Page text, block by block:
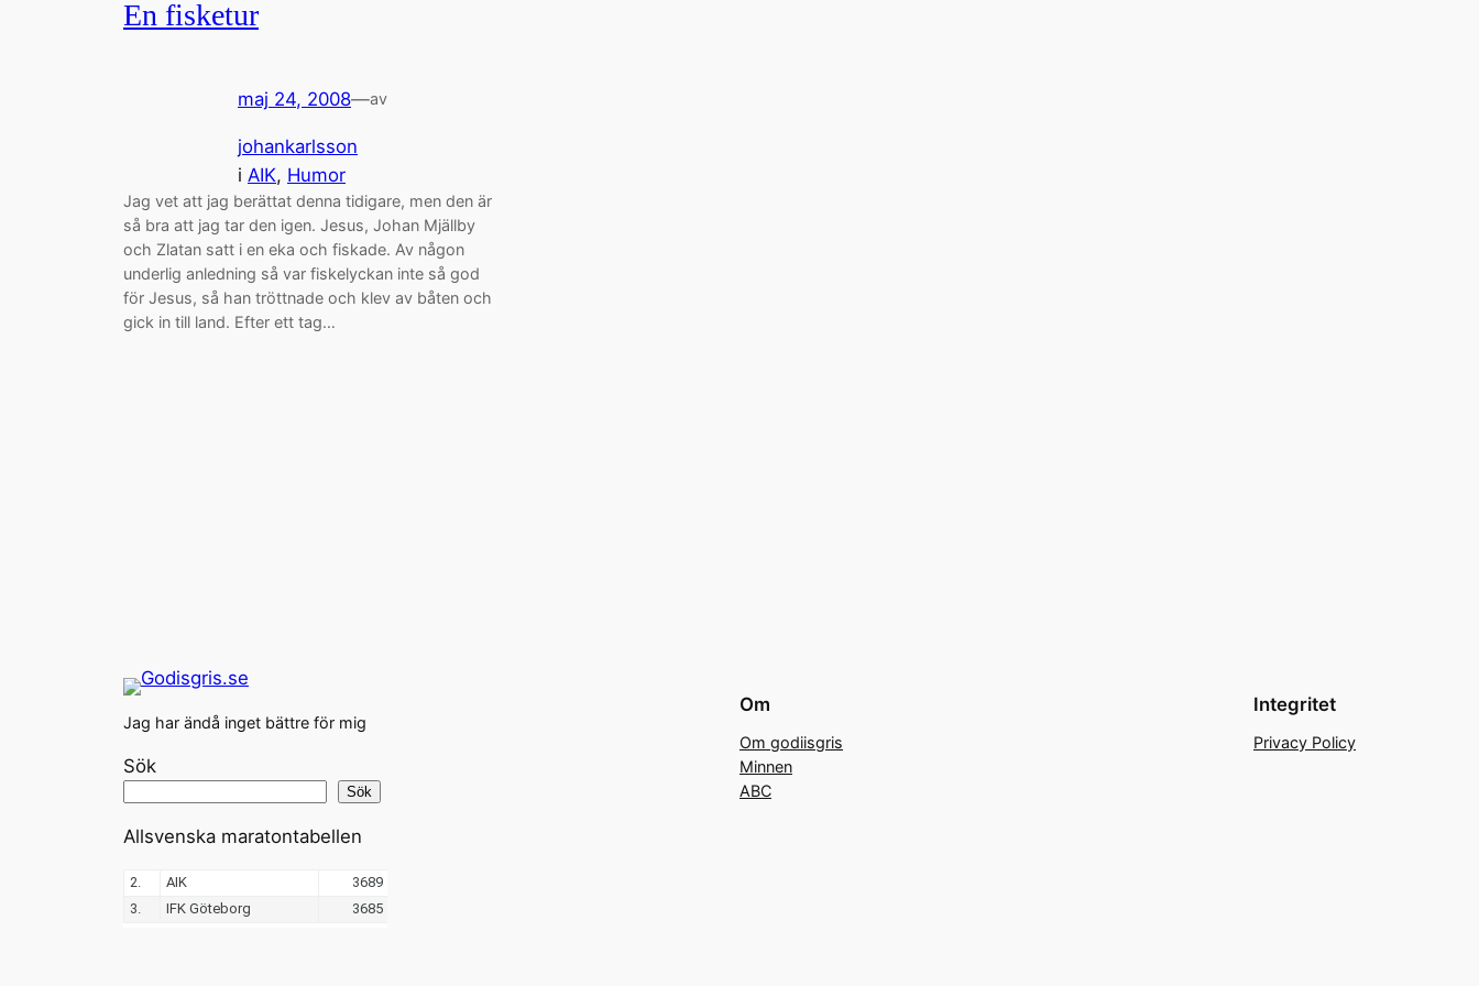
En fisketur
maj 24, 2008—av
johankarlsson
i AIK, Humor
Jag vet att jag berättat denna tidigare, men den är
så bra att jag tar den igen. Jesus, Johan Mjällby
och Zlatan satt i en eka och fiskade. Av någon
underlig anledning så var fiskelyckan inte så god
för Jesus, så han tröttnade och klev av båten och
gick in till land. Efter ett tag…
Jag har ändå inget bättre för mig
Sök
Sök
Om
Om godiisgris
Minnen
ABC
Integritet
Privacy Policy
Allsvenska maratontabellen